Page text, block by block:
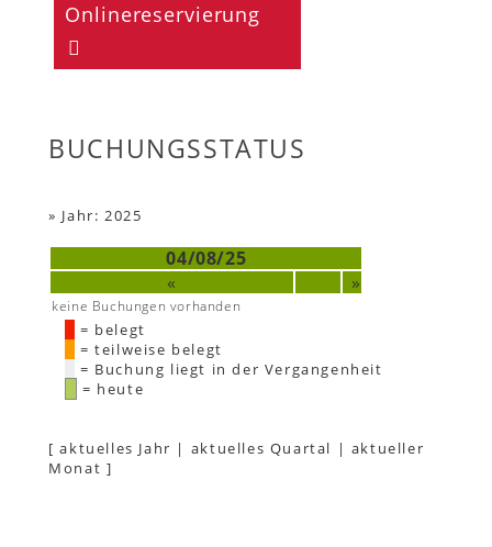
Onlinereservierung
BUCHUNGSSTATUS
» Jahr: 2025
04/08/25
«
»
keine Buchungen vorhanden
= belegt
= teilweise belegt
= Buchung liegt in der Vergangenheit
= heute
[aktuelles Jahr | aktuelles Quartal | aktueller
Monat ]